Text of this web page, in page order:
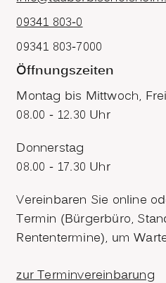
09341 803-0
09341 803-7000
Öffnungszeiten
Montag bis Mittwoch,
08.00 - 12.30 Uhr
Donnerstag
08.00 - 17.30 Uhr
Vereinbaren Sie online
Termin (Bürgerbüro,
Rententermine), um
zur Terminvereinbarung